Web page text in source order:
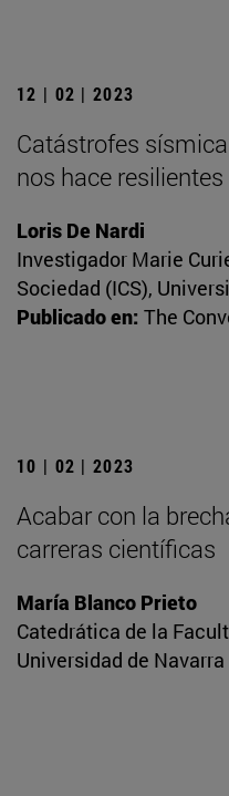
12 | 02 | 2023
Catástrofes
nos hace resilientes
Loris De Nardi
Investigador Marie
Sociedad (ICS),
Publicado en: The
10 | 02 | 2023
Acabar con la
carreras científicas
María Blanco Prieto
Catedrática de la
Universidad de Navarra